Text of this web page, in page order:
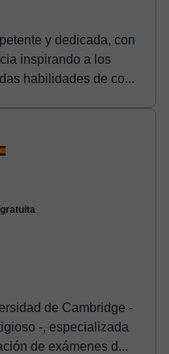
y dedicada, con
inspirando a los
habilidades de co...
de Cambridge -
-, especializada
de exámenes d...